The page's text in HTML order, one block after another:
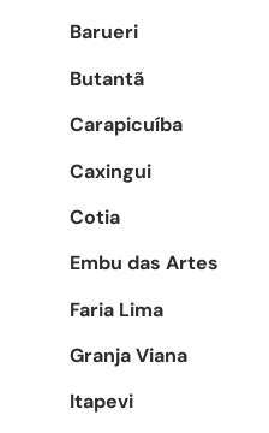
Barueri
Butantã
Carapicuíba
Caxingui
Cotia
Embu das Artes
Faria Lima
Granja Viana
Itapevi